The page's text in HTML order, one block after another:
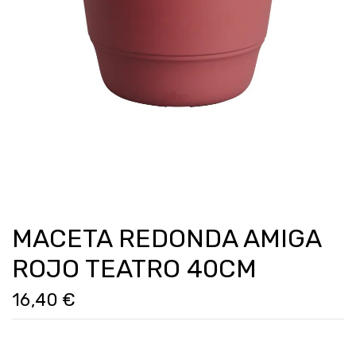
MACETA REDONDA AMIGA
ROJO TEATRO 40CM
16,40 €